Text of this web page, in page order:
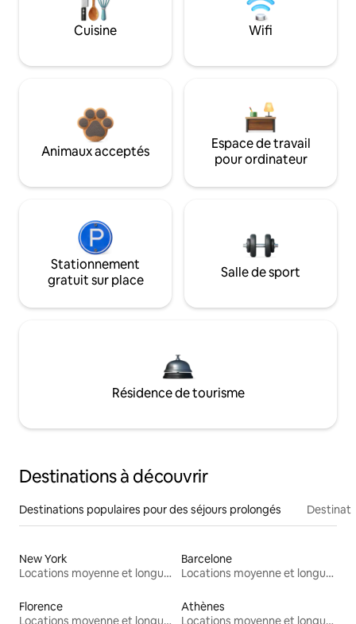
Cuisine Wifi
Animaux acceptés
Espace de travail
pour ordinateur
Stationnement
gratuit sur place
Salle de sport
Résidence de tourisme
Destinations à découvrir
Destinations populaires pour des séjours prolongés
New York
Locations moyenne et longue durée
Barcelone
Locations moyenne et longue durée
Florence
Locations moyenne et longue durée
Athènes
Locations moyenne et longue durée